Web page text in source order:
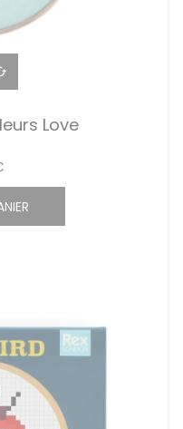
Love